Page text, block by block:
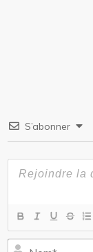
S’abonner